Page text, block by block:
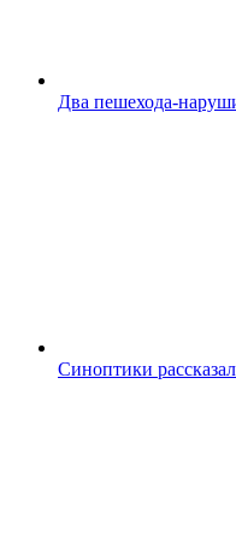
Два пешехода-
Синоптики